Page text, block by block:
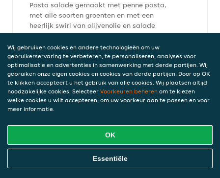
Pasta salade gemaakt met penne pasta,
met alle soorten groenten en met een
heerlijk swirl van olijvenolie en salade
dressing
€ 12,50
incl. statiegeld (€ 0,00)
Pasta garnalen
Pasta met garnalen, roomsaus, tomaten
Online Eten Bestellen
Wij gebruiken cookies en andere technologieën om uw
gebruikerservaring te verbeteren, te personaliseren, analyses voor
optimalisatie en advertenties in samenwerking met derde partijen. Wij
gebruiken onze eigen cookies en cookies van derde partijen. Door op OK
te klikken accepteert u het gebruik van alle cookies. Wij plaatsen altijd
noodzakelijke cookies. Selecteer Voorkeuren beheren om te kiezen
welke cookies u wilt accepteren, om uw voorkeur aan te passen en voor
meer informatie.
OK
Essentiële